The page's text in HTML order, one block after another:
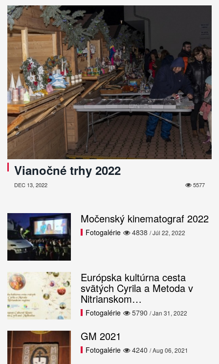
Vianočné trhy 2022
5577
DEC 13, 2022
Močenský kinematograf 2022
4838
Fotogalérie / Júl 22, 2022
Európska kultúrna cesta
svätých Cyrila a Metoda v
Nitrianskom…
5790
Fotogalérie / Jan 31, 2022
GM 2021
4240
Fotogalérie / Aug 06, 2021